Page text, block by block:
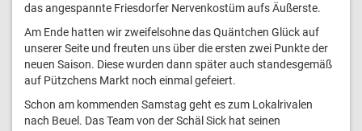
das angespannte Friesdorfer Nervenkostüm aufs Äußerste.
Am Ende hatten wir zweifelsohne das Quäntchen Glück auf
unserer Seite und freuten uns über die ersten zwei Punkte der
neuen Saison. Diese wurden dann später auch standesgemäß
auf Pützchens Markt noch einmal gefeiert.
Schon am kommenden Samstag geht es zum Lokalrivalen
nach Beuel. Das Team von der Schäl Sick hat seinen